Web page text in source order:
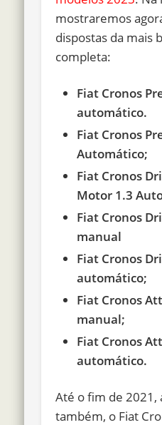
mostraremos
dispostas da mais
completa:
Fiat Cronos
automático.
Fiat Cronos
Automático;
Fiat Cronos
Motor 1.3
Fiat Cronos
manual
Fiat Cronos
automático;
Fiat Cronos
manual;
Fiat Cronos
automático.
Até o fim de 2021,
também, o Fiat